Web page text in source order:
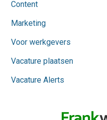
Content
Marketing
Voor werkgevers
Vacature plaatsen
Vacature Alerts